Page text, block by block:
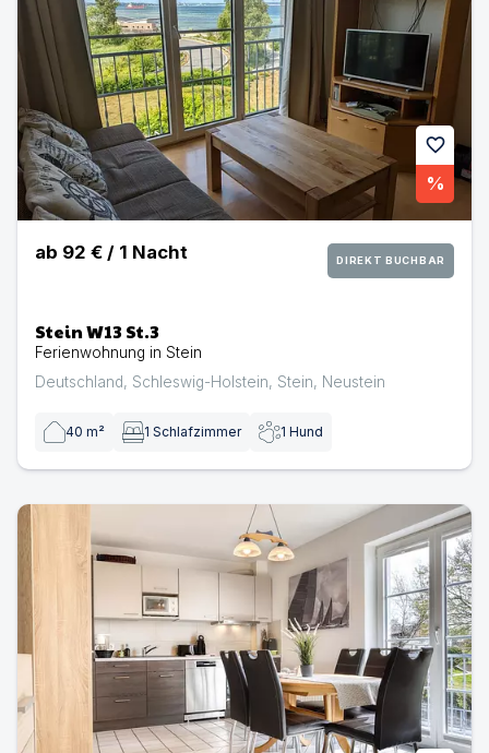
favorite
%
ab 92 € / 1 Nacht DIREKT BUCHBAR
Stein W13 St.3
Ferienwohnung in Stein
Deutschland, Schleswig-Holstein, Stein, Neustein
40 m² 1 Schlafzimmer 1 Hund
Stein W04 St.6 | Ferienwohnung in Stein